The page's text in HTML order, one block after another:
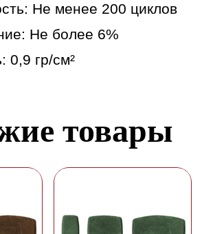
Не менее 200 циклов
Не более 6%
0,9 гр/см²
товары